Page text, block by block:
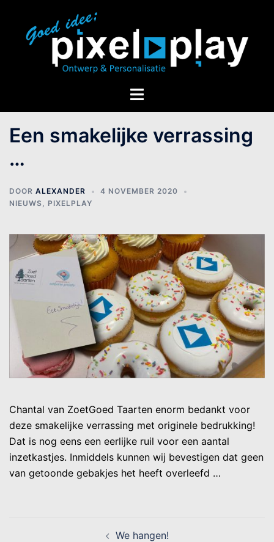
Een smakelijke verrassing
…
DOOR ALEXANDER
4 NOVEMBER 2020
NIEUWS , PIXELPLAY
Chantal van ZoetGoed Taarten enorm bedankt voor
deze smakelijke verrassing met originele bedrukking!
Dat is nog eens een eerlijke ruil voor een aantal
inzetkastjes. Inmiddels kunnen wij bevestigen dat geen
van getoonde gebakjes het heeft overleefd …
We hangen!